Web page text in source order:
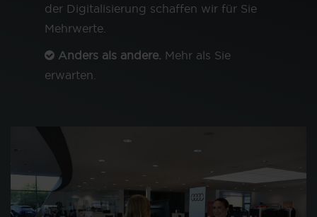
der Digitalisierung schaffen wir für Sie
Mehrwerte.
Anders als andere. Mehr als Sie
erwarten.